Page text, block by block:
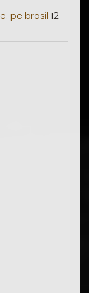
pe brasil 12